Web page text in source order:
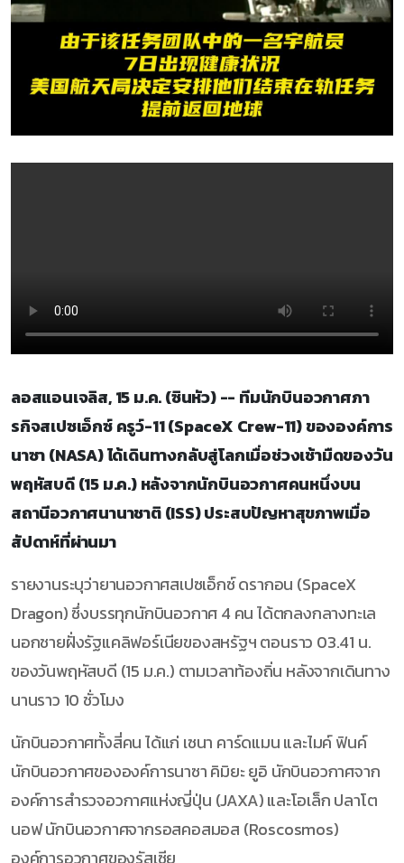
ลอสแอนเจลิส, 15 ม.ค. (ซินหัว) -- ทีมนักบินอวกาศภา
รกิจสเปซเอ็กซ์ ครูว์-11 (SpaceX Crew-11) ขององค์การ
นาซา (NASA) ได้เดินทางกลับสู่โลกเมื่อช่วงเช้ามืดของวัน
พฤหัสบดี (15 ม.ค.) หลังจากนักบินอวกาศคนหนึ่งบน
สถานีอวกาศนานาชาติ (ISS) ประสบปัญหาสุขภาพเมื่อ
สัปดาห์ที่ผ่านมา
รายงานระบุว่ายานอวกาศสเปซเอ็กซ์ ดรากอน (SpaceX
Dragon) ซึ่งบรรทุกนักบินอวกาศ 4 คน ได้ตกลงกลางทะเล
นอกชายฝั่งรัฐแคลิฟอร์เนียของสหรัฐฯ ตอนราว 03.41 น.
ของวันพฤหัสบดี (15 ม.ค.) ตามเวลาท้องถิ่น หลังจากเดินทาง
นานราว 10 ชั่วโมง
นักบินอวกาศทั้งสี่คน ได้แก่ เซนา คาร์ดแมน และไมค์ ฟินค์
นักบินอวกาศขององค์การนาซา คิมิยะ ยูอิ นักบินอวกาศจาก
องค์การสำรวจอวกาศแห่งญี่ปุ่น (JAXA) และโอเล็ก ปลาโต
นอฟ นักบินอวกาศจากรอสคอสมอส (Roscosmos)